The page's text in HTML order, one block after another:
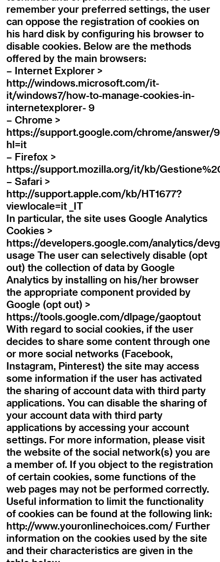
remember your preferred settings, the user
can oppose the registration of cookies on
his hard disk by configuring his browser to
disable cookies. Below are the methods
offered by the main browsers:
– Internet Explorer >
http://windows.microsoft.com/it-
it/windows7/how-to-manage-cookies-in-
internetexplorer- 9
– Chrome >
https://support.google.com/chrome/answer/
hl=it
– Firefox >
https://support.mozilla.org/it/kb/
– Safari >
http://support.apple.com/kb/HT1677?
viewlocale=it _IT
In particular, the site uses Google Analytics
Cookies >
https://developers.google.com/analytics/
usage The user can selectively disable (opt
out) the collection of data by Google
Analytics by installing on his/her browser
the appropriate component provided by
Google (opt out) >
https://tools.google.com/dlpage/gaoptout
With regard to social cookies, if the user
decides to share some content through one
or more social networks (Facebook,
Instagram, Pinterest) the site may access
some information if the user has activated
the sharing of account data with third party
applications. You can disable the sharing of
your account data with third party
applications by accessing your account
settings. For more information, please visit
the website of the social network(s) you are
a member of. If you object to the registration
of certain cookies, some functions of the
web pages may not be performed correctly.
Useful information to limit the functionality
of cookies can be found at the following link:
http://www.youronlinechoices.com/ Further
information on the cookies used by the site
and their characteristics are given in the